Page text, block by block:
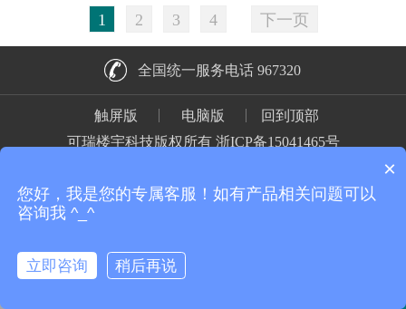
规模的智能舒适产品集成服务平台。一
路走来，是每个客户的信任与支持，是
破了一个又一个困局，拿下了一场又一
场胜利。<可瑞8大舒适系统>.01浙江可
1 2 3 4 下一页
全国统一服务电话 967320
触屏版 电脑版
回到顶部
可瑞楼宇科技版权所有 浙ICP备15041465号
×
您好，我是您的专属客服！如有产品相关问题可以
咨询我 ^_^
立即咨询 稍后再说